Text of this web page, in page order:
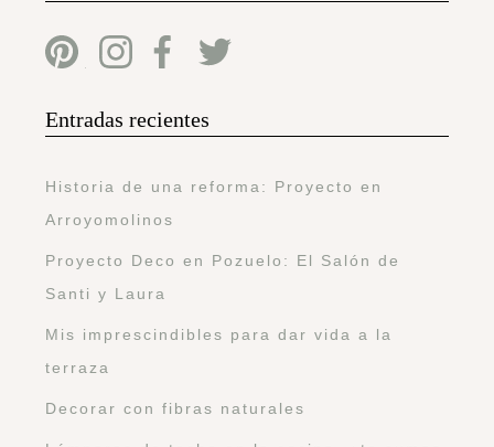
Entradas recientes
Historia de una reforma: Proyecto en
Arroyomolinos
Proyecto Deco en Pozuelo: El Salón de
Santi y Laura
Mis imprescindibles para dar vida a la
terraza
Decorar con fibras naturales